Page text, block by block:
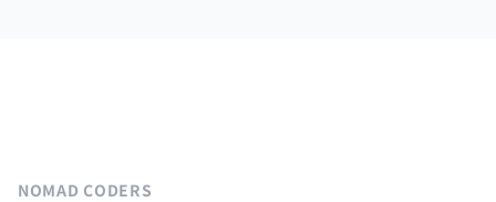
NOMAD CODERS